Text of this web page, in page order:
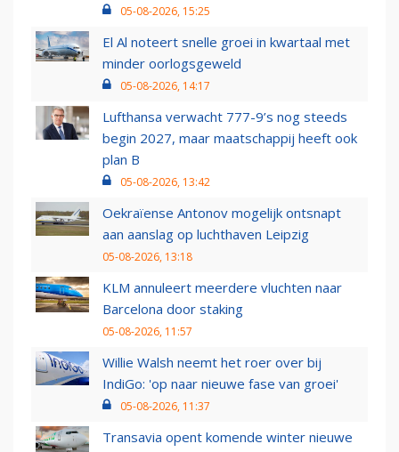
05-08-2026, 15:25
El Al noteert snelle groei in kwartaal met
minder oorlogsgeweld
05-08-2026, 14:17
Lufthansa verwacht 777-9’s nog steeds
begin 2027, maar maatschappij heeft ook
plan B
05-08-2026, 13:42
Oekraïense Antonov mogelijk ontsnapt
aan aanslag op luchthaven Leipzig
05-08-2026, 13:18
KLM annuleert meerdere vluchten naar
Barcelona door staking
05-08-2026, 11:57
Willie Walsh neemt het roer over bij
IndiGo: 'op naar nieuwe fase van groei'
05-08-2026, 11:37
Transavia opent komende winter nieuwe